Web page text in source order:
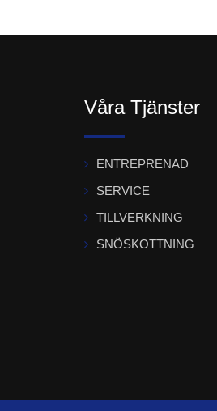
Våra Tjänster
ENTREPRENAD
SERVICE
TILLVERKNING
SNÖSKOTTNING